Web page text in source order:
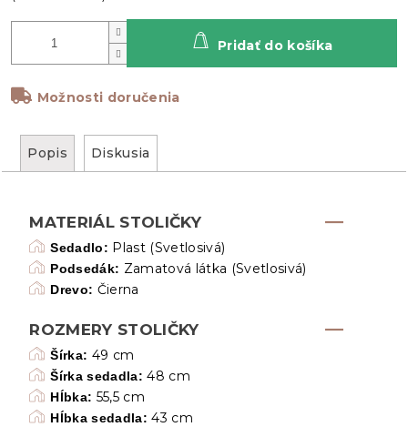
Možnosti doručenia
Pridať do košíka
Popis Diskusia
MATERIÁL STOLIČKY
Sedadlo: Plast (Svetlosivá)
Podsedák: Zamatová látka (Svetlosivá)
Drevo: Čierna
ROZMERY STOLIČKY
Šírka: 49 cm
Šírka sedadla: 48 cm
Hĺbka: 55,5 cm
Hĺbka sedadla: 43 cm